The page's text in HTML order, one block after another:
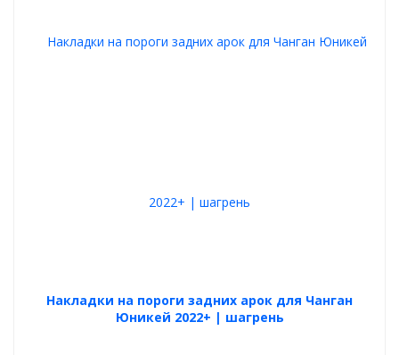
Накладки на пороги задних арок для Чанган
Юникей 2022+ | шагрень